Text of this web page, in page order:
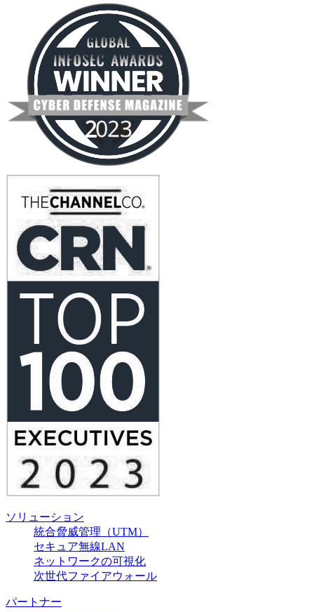
ソリューション
統合脅威管理（UTM）
セキュア無線LAN
ネットワークの可視化
次世代ファイアウォール
パートナー